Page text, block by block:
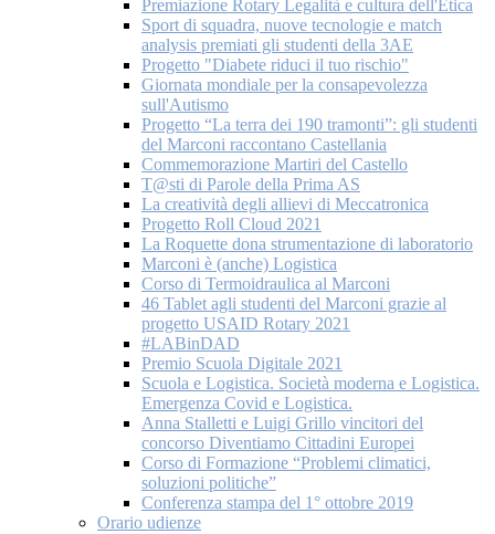
Premiazione Rotary Legalità e cultura dell'Etica
Sport di squadra, nuove tecnologie e match
analysis premiati gli studenti della 3AE
Progetto "Diabete riduci il tuo rischio"
Giornata mondiale per la consapevolezza
sull'Autismo
Progetto “La terra dei 190 tramonti”: gli studenti
del Marconi raccontano Castellania
Commemorazione Martiri del Castello
T@sti di Parole della Prima AS
La creatività degli allievi di Meccatronica
Progetto Roll Cloud 2021
La Roquette dona strumentazione di laboratorio
Marconi è (anche) Logistica
Corso di Termoidraulica al Marconi
46 Tablet agli studenti del Marconi grazie al
progetto USAID Rotary 2021
#LABinDAD
Premio Scuola Digitale 2021
Scuola e Logistica. Società moderna e Logistica.
Emergenza Covid e Logistica.
Anna Stalletti e Luigi Grillo vincitori del
concorso Diventiamo Cittadini Europei
Corso di Formazione “Problemi climatici,
soluzioni politiche”
Conferenza stampa del 1° ottobre 2019
Orario udienze